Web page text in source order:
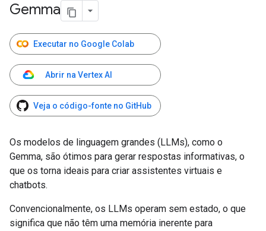
Gemma
Executar no Google Colab
Abrir na Vertex AI
Veja o código-fonte no GitHub
Os modelos de linguagem grandes (LLMs), como o
Gemma, são ótimos para gerar respostas informativas, o
que os torna ideais para criar assistentes virtuais e
chatbots.
Convencionalmente, os LLMs operam sem estado, o que
significa que não têm uma memória inerente para